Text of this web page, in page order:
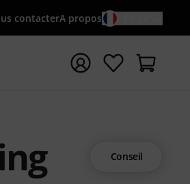
contacterA propos
terme de recherche
Conseil